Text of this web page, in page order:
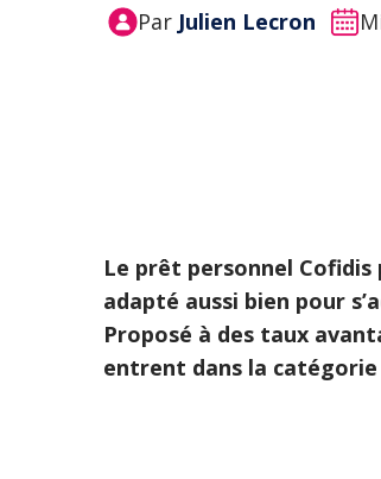
Par Julien Lecron
Le prêt personnel
adapté aussi bien pour
Proposé à des taux
entrent dans la catégorie